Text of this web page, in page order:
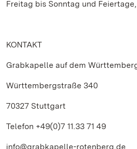
Freitag bis Sonntag und Feiertage,
KONTAKT
Grabkapelle auf dem
Württembergstraße 340
70327 Stuttgart
Telefon +49(0)7 11.33 71 49
info@grabkapelle-rotenberg.de